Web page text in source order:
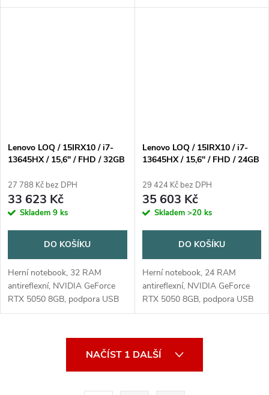
8GB, podpora USB 3.x,
3.x, bluetooth, výdrž baterie 2 -
Lenovo LOQ / 15IRX10 / i7-
13645HX / 15,6" / FHD / 32GB
Gray / 2R
27 788 Kč bez DPH
33 623 Kč
Skladem 9 ks
DO KOŠÍKU
Herní notebook, 32 RAM
antireflexní, NVIDIA GeForce
RTX 5050 8GB, podpora USB
3.x, bluetooth, výdrž baterie 2 -
operačního systému
Lenovo LOQ / 15IRX10 / i7-
13645HX / 15,6" / FHD / 24GB
Gray / 2R
29 424 Kč bez DPH
35 603 Kč
Skladem >20 ks
DO KOŠÍKU
Herní notebook, 24 RAM
antireflexní, NVIDIA GeForce
RTX 5050 8GB, podpora USB
3.x, bluetooth, výdrž baterie 2 -
Windows 11 Home
NAČÍST 1 DALŠÍ